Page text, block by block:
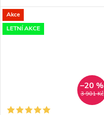
Akce
LETNÍ AKCE
3 901 Kč
–20 %